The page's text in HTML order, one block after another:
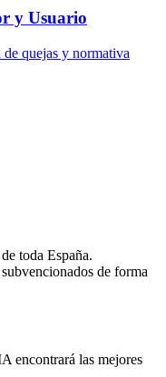
y Usuario
quejas y normativa
toda España.
subvencionados de forma
encontrará las mejores